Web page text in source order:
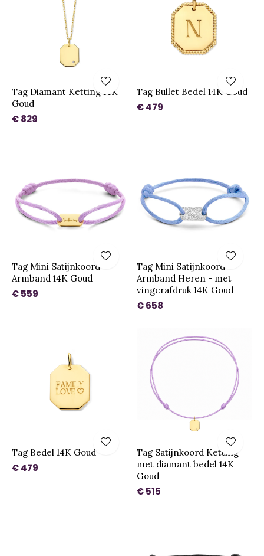
Tag Diamant Ketting 14K
Goud
€ 829
Tag Bullet Bedel 14K Goud
€ 479
Tag Mini Satijnkoord
Armband 14K Goud
€ 559
Tag Mini Satijnkoord
Armband Heren - met
vingerafdruk 14K Goud
€ 658
Tag Bedel 14K Goud
€ 479
Tag Satijnkoord Ketting
met diamant bedel 14K
Goud
€ 515